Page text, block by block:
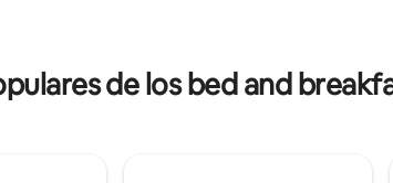
el precio.
+ Calentador de
actividades/
de los bed and